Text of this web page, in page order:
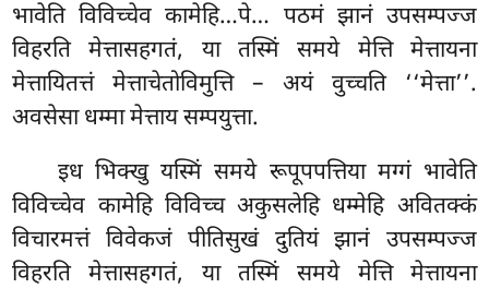
भावेति विविच्चेव कामेहि…पे… पठमं झानं उपसम्पज्ज
विहरति मेत्तासहगतं, या तस्मिं समये मेत्ति मेत्तायना
मेत्तायितत्तं मेत्ताचेतोविमुत्ति – अयं वुच्चति ‘‘मेत्ता’’.
अवसेसा धम्मा मेत्ताय सम्पयुत्ता.
इध भिक्खु यस्मिं समये रूपूपपत्तिया मग्गं भावेति
विविच्चेव कामेहि विविच्च अकुसलेहि धम्मेहि अवितक्कं
विचारमत्तं विवेकजं पीतिसुखं दुतियं झानं उपसम्पज्ज
विहरति मेत्तासहगतं, या तस्मिं समये मेत्ति मेत्तायना